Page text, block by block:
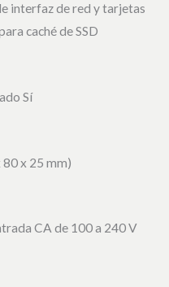
interfaz de red y tarjetas
caché de SSD
Sí
x 25 mm)
CA de 100 a 240 V